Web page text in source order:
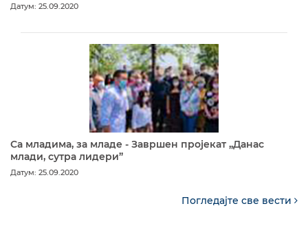
Датум: 25.09.2020
Са младима, за младе - Завршен пројекат „Данас
млади, сутра лидери”
Датум: 25.09.2020
Погледајте све вести